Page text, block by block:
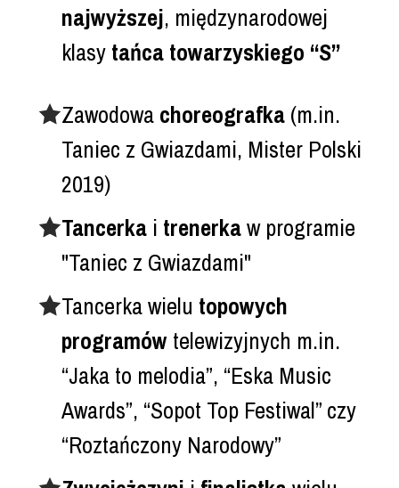
najwyższej, międzynarodowej
klasy tańca towarzyskiego “S”
Zawodowa choreografka (m.in.
Taniec z Gwiazdami, Mister Polski
2019)
Tancerka i trenerkaw programie
"Taniec z Gwiazdami"
Tancerka wielu topowych
programów telewizyjnych m.in.
“Jaka to melodia”, “Eska Music
Awards”, “Sopot Top Festiwal” czy
“Roztańczony Narodowy”